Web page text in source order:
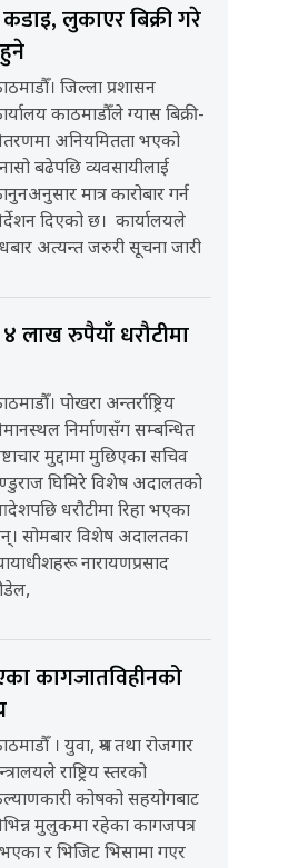
लुकाएर बिक्री गरे
जिल्ला प्रशासन
काठमाडौँले ग्यास बिक्री-
अनियमितता भएको
बढेपछि व्यवसायीलाई
मात्र कारोबार गर्न
दिएको छ। कार्यालयले
अत्यन्त जरुरी सूचना जारी
लाख रुपैयाँ धरौटीमा
पोखरा अन्तर्राष्ट्रिय
निर्माणसँग सम्बन्धित
मुद्दामा मुछिएका सचिव
घिमिरे विशेष अदालतको
धरौटीमा रिहा भएका
सोमबार विशेष अदालतका
नारायणप्रसाद
कागजातविहीनको
। युवा, श्रम तथा रोजगार
राष्ट्रिय स्तरको
कोषको सहयोगबाट
मुलुकमा रहेका कागजपत्र
र भिजिट भिसामा गएर